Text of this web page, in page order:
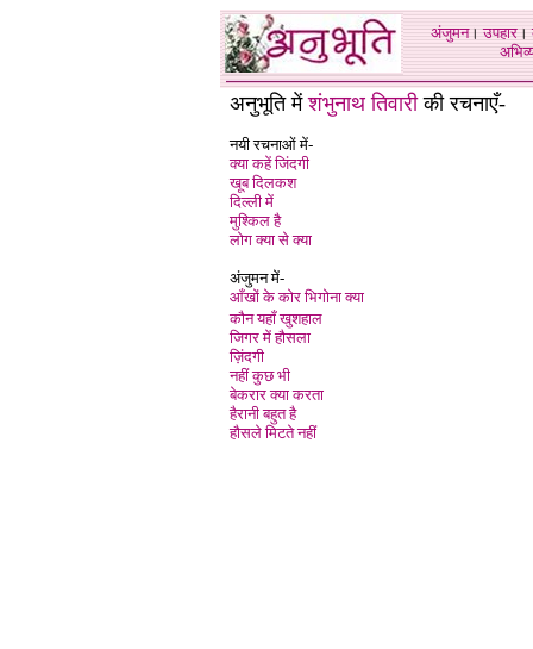
अंजुमन।उपहार।
अनुभूति मेंशंभुनाथ तिवारी की रचनाएँ-
नयी रचनाओं में-
क्या कहें जिंदगी
खूब दिलकश
दिल्ली में
मुश्किल है
लोग क्या से क्या
अंजुमन में-
आँखों के कोर भिगोना क्या
कौन यहाँ खुशहाल
जिगर में हौसला
ज़िंदगी
नहीं कुछ भी
बेकरार क्या करता
हैरानी बहुत है
हौसले मिटते नहीं